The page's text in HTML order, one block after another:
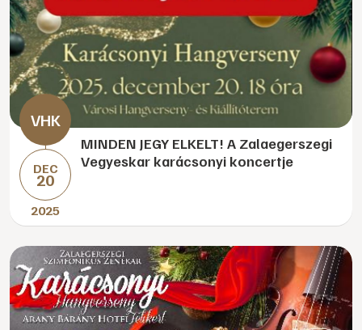
DEC
20
2025
MINDEN JEGY ELKELT! A Zalaegerszegi
Vegyeskar karácsonyi koncertje